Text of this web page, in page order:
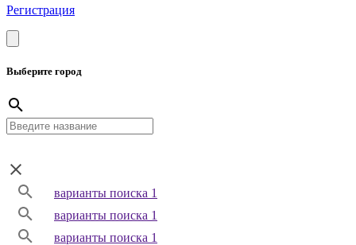
Регистрация
Выберите город
варианты поиска 1
варианты поиска 1
варианты поиска 1